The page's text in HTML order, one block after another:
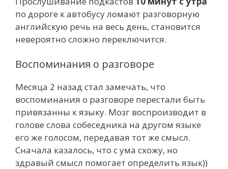
по дороге к автобусу ломают разговорную
английскую речь на весь день, становится
невероятно сложно переключится.
Воспоминания о разговоре
Месяца 2 назад стал замечать, что
воспоминания о разговоре перестали быть
привязанны к языку. Мозг воспроизводит в
голове слова собеседника на другом языке
его же голосом, передавая тот же смысл.
Сначала казалось, что с ума схожу, но
здравый смысл помогает определить язык))